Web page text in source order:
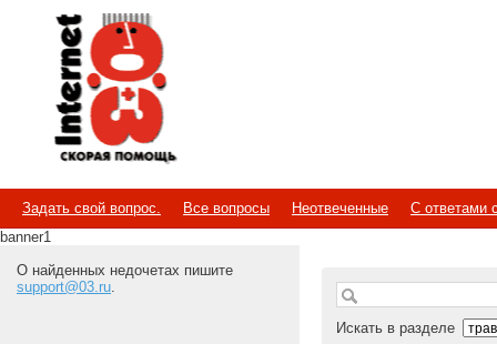
Internet
Скорая помощь
Задать свой вопрос. Все вопросы Неотвеченные
С ответами
banner1
О найденных недочетах пишите
support@03.ru.
Искать в разделе